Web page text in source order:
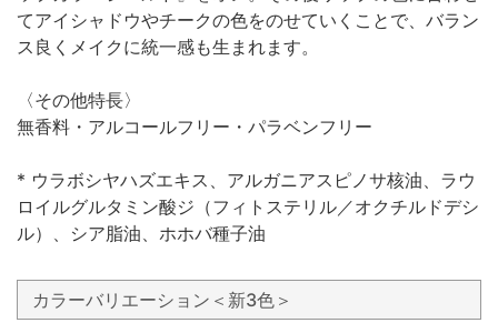
てアイシャドウやチークの色をのせていくことで、バラン
ス良くメイクに統一感も生まれます。
〈その他特長〉
無香料・アルコールフリー・パラベンフリー
* ウラボシヤハズエキス、アルガニアスピノサ核油、ラウ
ロイルグルタミン酸ジ（フィトステリル／オクチルドデシ
ル）、シア脂油、ホホバ種子油
カラーバリエーション＜新3色＞